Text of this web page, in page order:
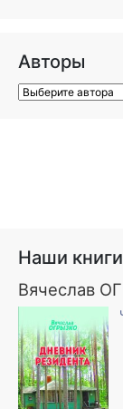
Авторы
Наши книги
Вячеслав